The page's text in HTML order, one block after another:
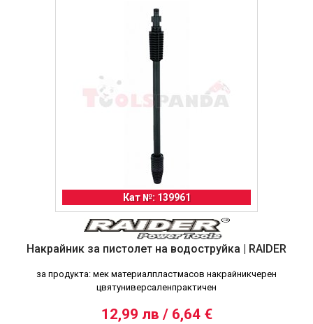
Кат №: 139961
Накрайник за пистолет на водоструйка | RAIDER
за продукта: мек материалпластмасов накрайникчерен
цвятуниверсаленпрактичен
12,99 лв / 6,64 €